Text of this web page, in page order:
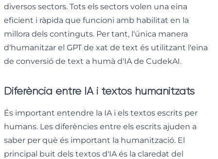
diversos sectors. Tots els sectors volen una eina
eficient i ràpida que funcioni amb habilitat en la
millora dels continguts. Per tant, l'única manera
d'humanitzar el GPT de xat de text és utilitzant l'eina
de conversió de text a humà d'IA de CudekAI.
Diferència entre IA i textos humanitzats
És important entendre la IA i els textos escrits per
humans. Les diferències entre els escrits ajuden a
saber per què és important la humanització. El
principal buit dels textos d'IA és la claredat del